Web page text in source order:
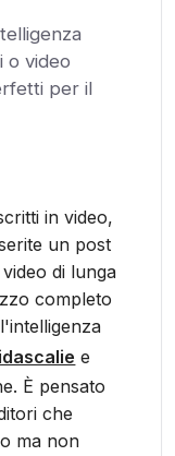
o video
per il
in video,
un post
di lunga
completo
e
È pensato
che
ma non